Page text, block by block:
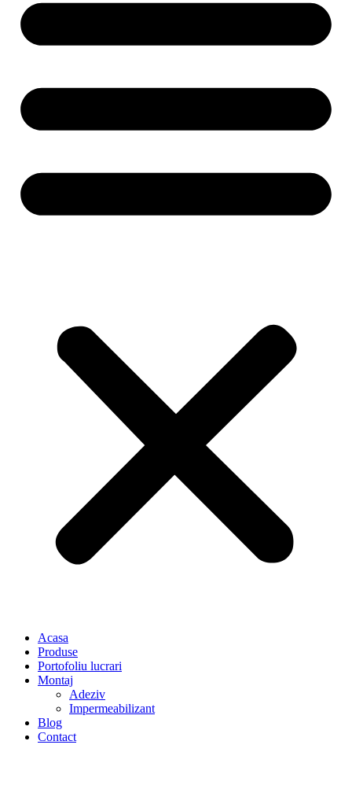
Acasa
Produse
Portofoliu lucrari
Montaj
Adeziv
Impermeabilizant
Blog
Contact